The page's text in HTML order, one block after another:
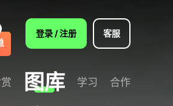
登录 / 注册 客服
图库 学习 合作